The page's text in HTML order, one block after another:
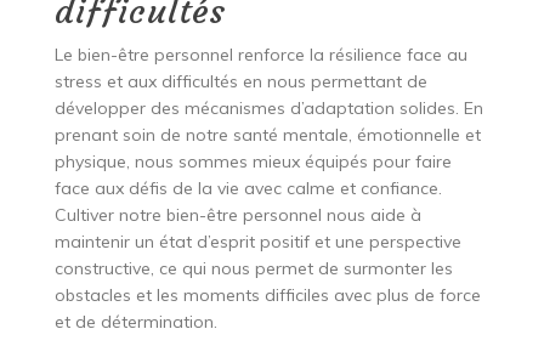
difficultés
Le bien-être personnel renforce la résilience face au
stress et aux difficultés en nous permettant de
développer des mécanismes d’adaptation solides. En
prenant soin de notre santé mentale, émotionnelle et
physique, nous sommes mieux équipés pour faire
face aux défis de la vie avec calme et confiance.
Cultiver notre bien-être personnel nous aide à
maintenir un état d’esprit positif et une perspective
constructive, ce qui nous permet de surmonter les
obstacles et les moments difficiles avec plus de force
et de détermination.